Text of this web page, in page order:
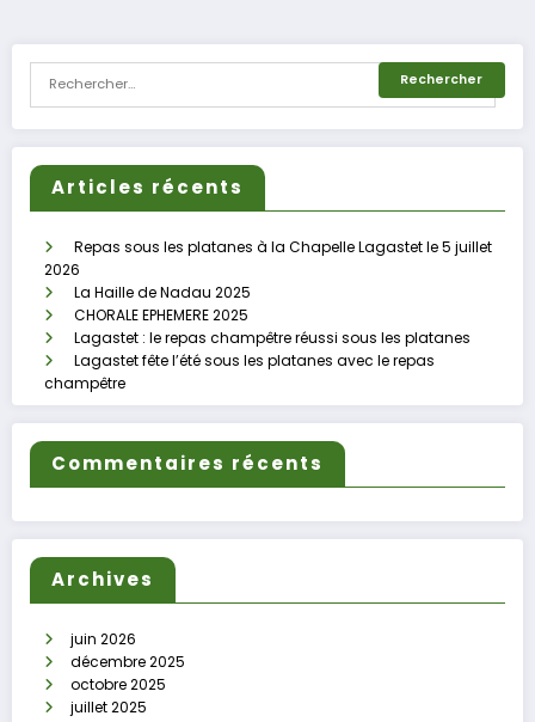
Articles récents
Repas sous les platanes à la Chapelle Lagastet le 5 juillet
2026
La Haille de Nadau 2025
CHORALE EPHEMERE 2025
Lagastet : le repas champêtre réussi sous les platanes
Lagastet fête l’été sous les platanes avec le repas
champêtre
Commentaires récents
Archives
juin 2026
décembre 2025
octobre 2025
juillet 2025